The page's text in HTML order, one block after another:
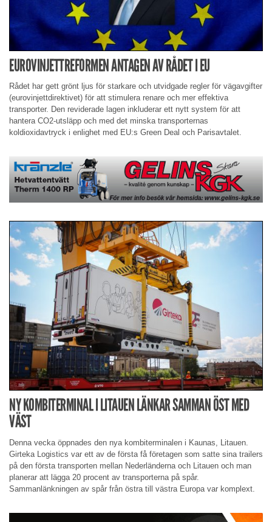
EUROVINJETTREFORMEN ANTAGEN AV RÅDET I EU
Rådet har gett grönt ljus för starkare och utvidgade regler för vägavgifter
(eurovinjettdirektivet) för att stimulera renare och mer effektiva
transporter. Den reviderade lagen inkluderar ett nytt system för att
hantera CO2-utsläpp och med det minska transporternas
koldioxidavtryck i enlighet med EU:s Green Deal och Parisavtalet.
NY KOMBITERMINAL I LITAUEN LÄNKAR SAMMAN ÖST MED
VÄST
Denna vecka öppnades den nya kombiterminalen i Kaunas, Litauen.
Girteka Logistics var ett av de första få företagen som satte sina trailers
på den första transporten mellan Nederländerna och Litauen och man
planerar att lägga 20 procent av transporterna på spår.
Sammanlänkningen av spår från östra till västra Europa var komplext.